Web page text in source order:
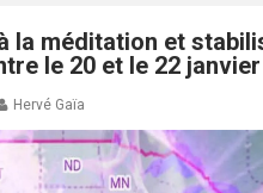
la méditation et
le 20 et le 22 janvier
Hervé Gaïa